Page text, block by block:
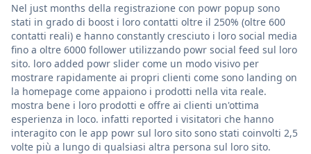
Nel just months della registrazione con powr popup sono
stati in grado di boost i loro contatti oltre il 250% (oltre 600
contatti reali) e hanno constantly cresciuto i loro social media
fino a oltre 6000 follower utilizzando powr social feed sul loro
sito. loro added powr slider come un modo visivo per
mostrare rapidamente ai propri clienti come sono landing on
la homepage come appaiono i prodotti nella vita reale.
mostra bene i loro prodotti e offre ai clienti un'ottima
esperienza in loco. infatti reported i visitatori che hanno
interagito con le app powr sul loro sito sono stati coinvolti 2,5
volte più a lungo di qualsiasi altra persona sul loro sito.